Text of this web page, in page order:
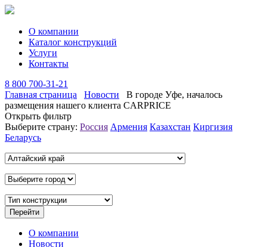
О компании
Каталог конструкций
Услуги
Контакты
8 800 700-31-21
Главная страница
Новости
В городе Уфе, началось
размещения нашего клиента CARPRICE
Открыть фильтр
Выберите страну: Россия Армения Казахстан Киргизия
Беларусь
О компании
Новости